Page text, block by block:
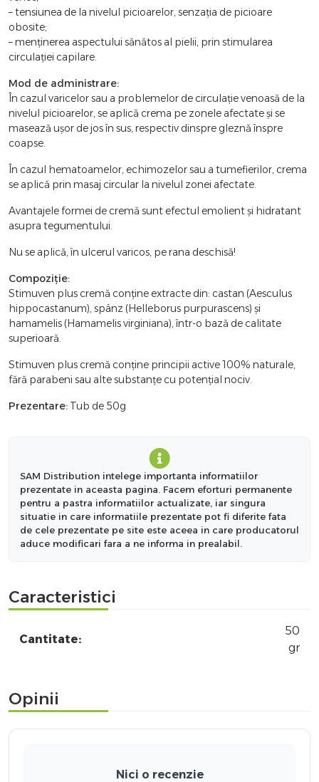
– tensiunea de la nivelul picioarelor, senzația de picioare
obosite;
– menținerea aspectului sănătos al pielii, prin stimularea
circulației capilare.
Mod de administrare:
În cazul varicelor sau a problemelor de circulație venoasă de la
nivelul picioarelor, se aplică crema pe zonele afectate și se
masează uşor de jos în sus, respectiv dinspre gleznă înspre
coapse.
În cazul hematoamelor, echimozelor sau a tumefierilor, crema
se aplică prin masaj circular la nivelul zonei afectate.
Avantajele formei de cremă sunt efectul emolient și hidratant
asupra tegumentului.
Nu se aplică, în ulcerul varicos, pe rana deschisă!
Compoziție:
Stimuven plus cremă conține extracte din: castan (Aesculus
hippocastanum), spânz (Helleborus purpurascens) şi
hamamelis (Hamamelis virginiana), într-o bază de calitate
superioară.
Stimuven plus cremă conține principii active 100% naturale,
fără parabeni sau alte substanțe cu potențial nociv.
Prezentare: Tub de 50g
SAM Distribution intelege importanta informatiilor
prezentate in aceasta pagina. Facem eforturi permanente
pentru a pastra informatiilor actualizate, iar singura
situatie in care informatiile prezentate pot fi diferite fata
de cele prezentate pe site este aceea in care producatorul
aduce modificari fara a ne informa in prealabil.
Caracteristici
Cantitate:
50
gr
Opinii
Nici o recenzie